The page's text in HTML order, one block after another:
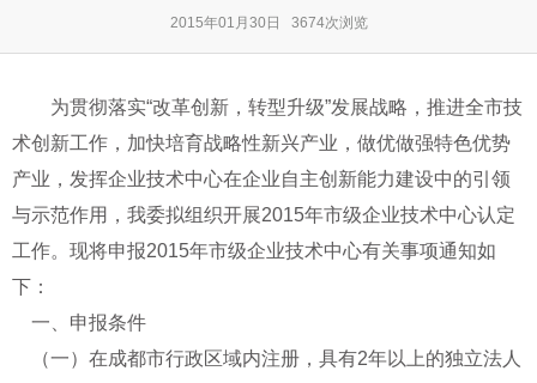
2015年01月30日 3674次浏览
为贯彻落实“改革创新，转型升级”发展战略，推进全市技
术创新工作，加快培育战略性新兴产业，做优做强特色优势
产业，发挥企业技术中心在企业自主创新能力建设中的引领
与示范作用，我委拟组织开展2015年市级企业技术中心认定
工作。现将申报2015年市级企业技术中心有关事项通知如
下：
一、申报条件
（一）在成都市行政区域内注册，具有2年以上的独立法人